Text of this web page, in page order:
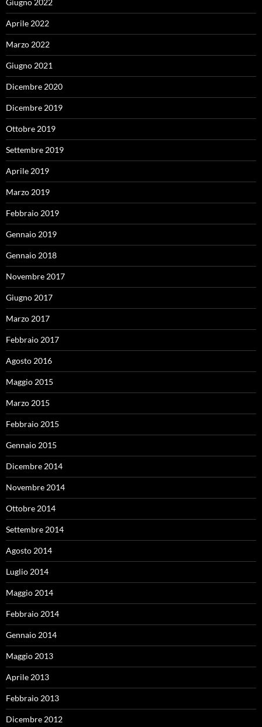
Giugno 2022
Aprile 2022
Marzo 2022
Giugno 2021
Dicembre 2020
Dicembre 2019
Ottobre 2019
Settembre 2019
Aprile 2019
Marzo 2019
Febbraio 2019
Gennaio 2019
Gennaio 2018
Novembre 2017
Giugno 2017
Marzo 2017
Febbraio 2017
Agosto 2016
Maggio 2015
Marzo 2015
Febbraio 2015
Gennaio 2015
Dicembre 2014
Novembre 2014
Ottobre 2014
Settembre 2014
Agosto 2014
Luglio 2014
Maggio 2014
Febbraio 2014
Gennaio 2014
Maggio 2013
Aprile 2013
Febbraio 2013
Dicembre 2012